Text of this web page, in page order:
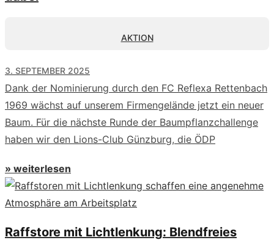
AKTION
3. SEPTEMBER 2025
Dank der Nominierung durch den FC Reflexa Rettenbach
1969 wächst auf unserem Firmengelände jetzt ein neuer
Baum. Für die nächste Runde der Baumpflanzchallenge
haben wir den Lions-Club Günzburg, die ÖDP
» weiterlesen
Raffstore mit Lichtlenkung: Blendfreies